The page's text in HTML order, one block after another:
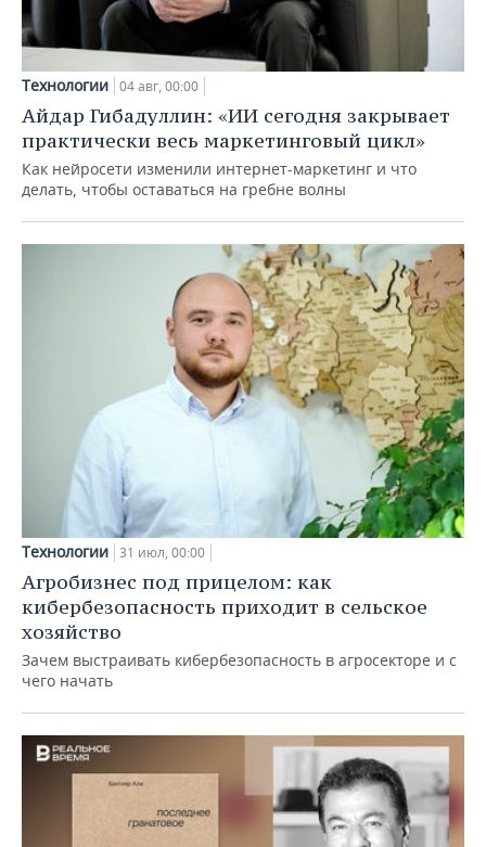
Технологии 04 авг, 00:00
Айдар Гибадуллин: «ИИ сегодня закрывает
практически весь маркетинговый цикл»
Как нейросети изменили интернет-маркетинг и что
делать, чтобы оставаться на гребне волны
Технологии 31 июл, 00:00
Агробизнес под прицелом: как
кибербезопасность приходит в сельское
хозяйство
Зачем выстраивать кибербезопасность в агросекторе и с
чего начать